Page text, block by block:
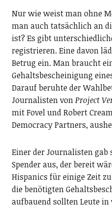
Nur wie weist man ohne
man auch tatsächlich an
ist? Es gibt
registrieren. Eine davon
Betrug ein. Man braucht
Gehaltsbescheinigung
Darauf beruhte der
Journalisten vonProject
mit Fovel und Robert
Democracy Partners,
Einer der Journalisten
Spender aus, der bereit
Hispanics für einige Zeit
die benötigten
aufbauend sollten Leute in